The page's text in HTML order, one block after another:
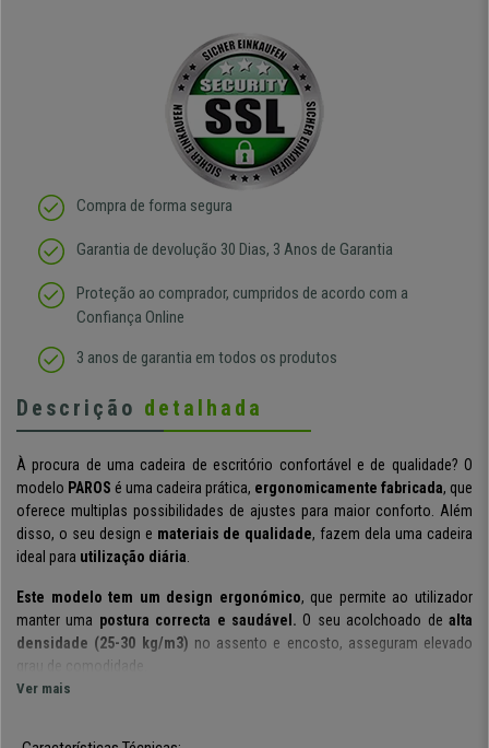
Compra de forma segura
Garantia de devolução 30 Dias, 3 Anos de Garantia
Proteção ao comprador, cumpridos de acordo com a
Confiança Online
3 anos de garantia em todos os produtos
Descrição detalhada
À procura de uma cadeira de escritório confortável e de qualidade? O
modelo PAROS é uma cadeira prática, ergonomicamente fabricada, que
oferece multiplas possibilidades de ajustes para maior conforto. Além
disso, o seu design e materiais de qualidade, fazem dela uma cadeira
ideal para utilização diária
Este modelo tem um design ergonómico, que permite ao utilizador
manter uma postura correcta e saudável. O seu acolchoado dealta
densidade (25-30 kg/m3) no assento e encosto, asseguram elevado
grau de comodidade.
Ver mais